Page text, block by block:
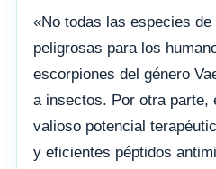
«No todas las especies
peligrosas para los
escorpiones del género
a insectos. Por otra parte,
valioso potencial
y eficientes péptidos